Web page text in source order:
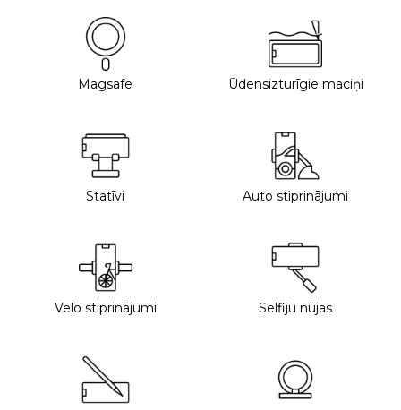
Magsafe Ūdensizturīgie maciņi
Statīvi Auto stiprinājumi
Velo stiprinājumi Selfiju nūjas